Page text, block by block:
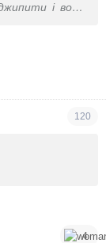
і воно
120
4